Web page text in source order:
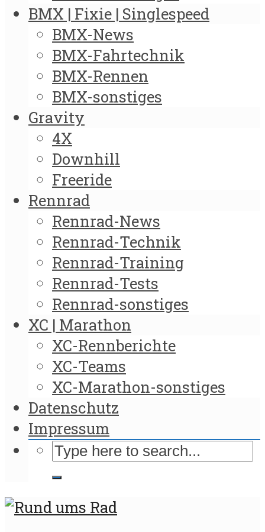
BMX | Fixie | Singlespeed
BMX-News
BMX-Fahrtechnik
BMX-Rennen
BMX-sonstiges
Gravity
4X
Downhill
Freeride
Rennrad
Rennrad-News
Rennrad-Technik
Rennrad-Training
Rennrad-Tests
Rennrad-sonstiges
XC | Marathon
XC-Rennberichte
XC-Teams
XC-Marathon-sonstiges
Datenschutz
Impressum